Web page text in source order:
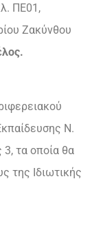
ΠΕ01,
Ζακύνθου
Ν.
τα οποία θα
της Ιδιωτικής